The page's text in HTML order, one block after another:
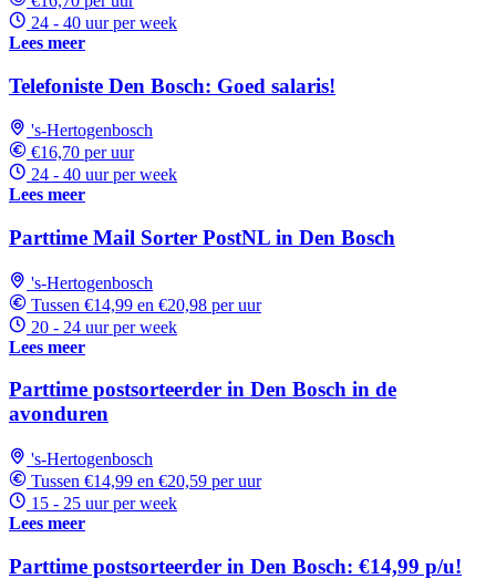
24 - 40 uur per week
Lees meer
Telefoniste Den Bosch: Goed salaris!
's-Hertogenbosch
€16,70 per uur
24 - 40 uur per week
Lees meer
Parttime Mail Sorter PostNL in Den Bosch
's-Hertogenbosch
Tussen €14,99 en €20,98 per uur
20 - 24 uur per week
Lees meer
Parttime postsorteerder in Den Bosch in de
avonduren
's-Hertogenbosch
Tussen €14,99 en €20,59 per uur
15 - 25 uur per week
Lees meer
Parttime postsorteerder in Den Bosch: €14,99 p/u!